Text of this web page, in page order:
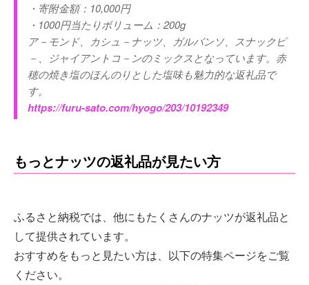
・寄附金額：10,000円
・1000円当たりボリューム：200g
ア－モンド、カシュ－ナッツ、ガルバンソ、スナックピ
－、ジャイアントコ－ンのミックスとなっています。赤
穂の焼き塩のほんのりとした塩味も魅力的な返礼品で
す。
https://furu-sato.com/hyogo/203/10192349
もっとナッツの返礼品が見たい方
ふるさと納税では、他にもたくさんのナッツが返礼品と
して提供されています。
おすすめをもっと見たい方は、以下の特集ページをご覧
ください。